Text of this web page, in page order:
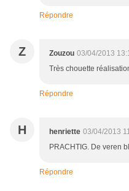
Répondre
Z Zouzou 03/04/2013
Très chouette
Répondre
H henriette 03/04/2013
PRACHTIG. De veren
Répondre